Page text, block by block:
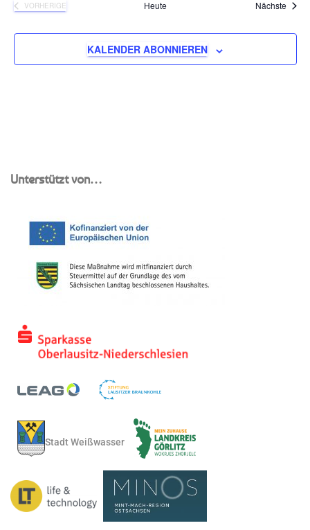
VORHERIGE
VERANSTALTUNGEN
Heute Nächste
KALENDER ABONNIEREN
Unterstützt von…
Stadt Weißwasser